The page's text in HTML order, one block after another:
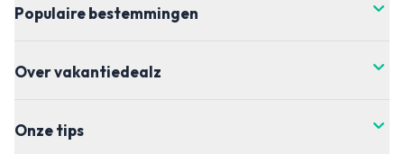
Populaire bestemmingen
Over vakantiedealz
Onze tips